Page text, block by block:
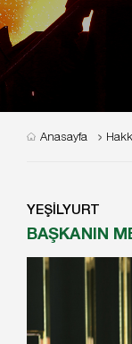
Anasayfa
YEŞİLYURT
BAŞKANIN